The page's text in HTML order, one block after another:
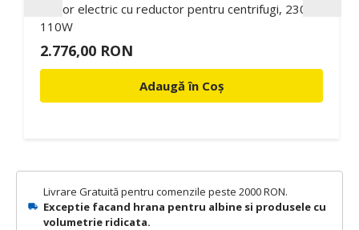
Livrare Gratuită pentru comenzile peste 2000 RON.
Exceptie facand hrana pentru albine si produsele cu
volumetrie ridicata.
Motor electric cu reductor pentru centrifugi, 230V,
110W
2.776,00 RON
Adaugă în Coș